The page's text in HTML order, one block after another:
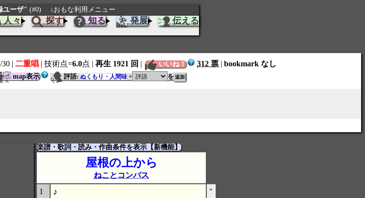
ユーザ" (#0) ↓おもな利用メニュー
人々 探す 知る 発展 伝える
30 | 二重唱 | 技術点=6.0点 | 再生 1921 回 | いいね！ 312 票 | bookmark なし
map表示 評語: ぬくもり・人間味 + を
楽譜・歌詞・読み・作曲条件を表示【新機能】
屋根の上から
ねことコンパス
1
♪
"